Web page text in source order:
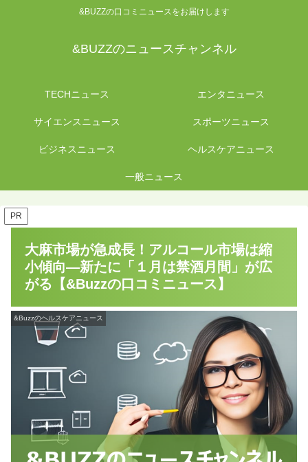
&BUZZの口コミニュースをお届けします
&BUZZのニュースチャンネル
TECHニュース エンタニュース
サイエンスニュース スポーツニュース
ビジネスニュース ヘルスケアニュース
一般ニュース
PR
大麻市場が急成長！アルコール市場は縮
小傾向―新たに「１月は禁酒月間」が広
がる【&Buzzの口コミニュース】
&Buzzのヘルスケアニュース